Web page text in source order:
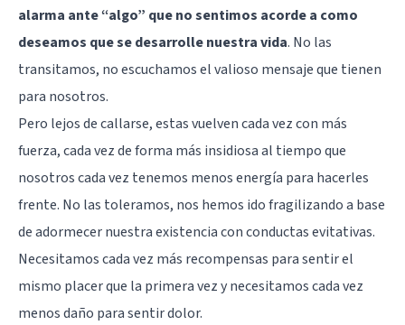
alarma ante “algo” que no sentimos acorde a como
deseamos que se desarrolle nuestra vida. No las
transitamos, no escuchamos el valioso mensaje que tienen
para nosotros.
Pero lejos de callarse, estas vuelven cada vez con más
fuerza, cada vez de forma más insidiosa al tiempo que
nosotros cada vez tenemos menos energía para hacerles
frente. No las toleramos, nos hemos ido fragilizando a base
de adormecer nuestra existencia con conductas evitativas.
Necesitamos cada vez más recompensas para sentir el
mismo placer que la primera vez y necesitamos cada vez
menos daño para sentir dolor.